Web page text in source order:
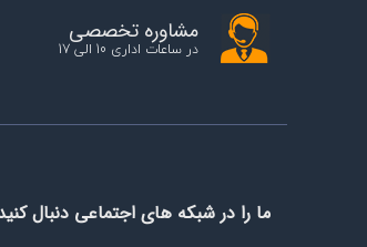
مشاوره تخصصی
در ساعات اداری 10 الی 17
ما را در شبکه های اجتماعی دنبال